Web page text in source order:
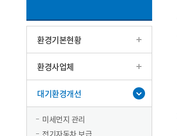
환경기본현황
환경사업체
대기환경개선
미세먼지 관리